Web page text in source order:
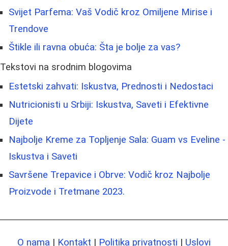
Svijet Parfema: Vaš Vodič kroz Omiljene Mirise i
Trendove
Štikle ili ravna obuća: Šta je bolje za vas?
Tekstovi na srodnim blogovima
Estetski zahvati: Iskustva, Prednosti i Nedostaci
Nutricionisti u Srbiji: Iskustva, Saveti i Efektivne
Dijete
Najbolje Kreme za Topljenje Sala: Guam vs Eveline -
Iskustva i Saveti
Savršene Trepavice i Obrve: Vodič kroz Najbolje
Proizvode i Tretmane 2023.
O nama | Kontakt | Politika privatnosti | Uslovi